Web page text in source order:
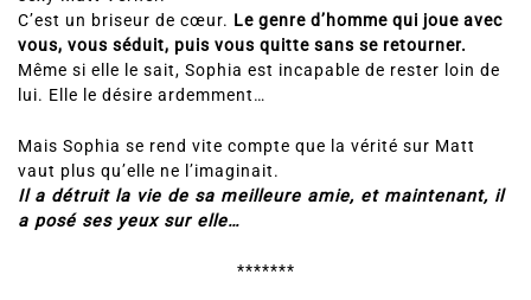
C’est un briseur de cœur. Le genre d’homme qui joue avec
vous, vous séduit, puis vous quitte sans se retourner.
Même si elle le sait, Sophia est incapable de rester loin de
lui. Elle le désire ardemment…
Mais Sophia se rend vite compte que la vérité sur Matt
vaut plus qu’elle ne l’imaginait.
Il a détruit la vie de sa meilleure amie, et maintenant, il
a posé ses yeux sur elle…
*******